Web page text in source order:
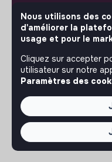
SUIVEZ-NOUS
© 2026 jobs that
Nous utilisons des
d'améliorer la
usage et pour le
Cliquez sur accepter
utilisateur sur notre
Paramètres des